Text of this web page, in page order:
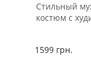
Стильный
костюм с
1599 грн.